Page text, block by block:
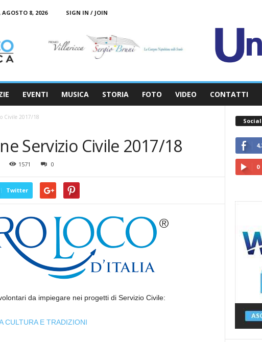
AGOSTO 8, 2026
SIGN IN / JOIN
EVENTI MUSICA STORIA FOTO VIDEO CONTATTI
Civile 2017/18
Servizio Civile 2017/18
1571 0
Twitter
da impiegare nei progetti di Servizio Civile:
CULTURA E TRADIZIONI
0